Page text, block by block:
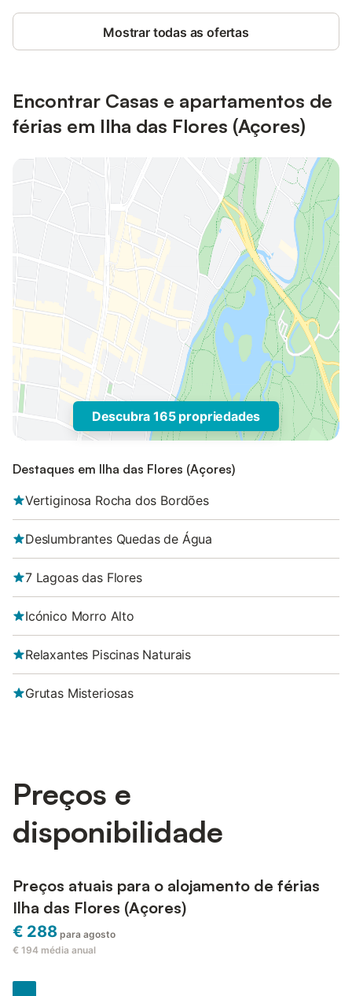
Mostrar todas as ofertas
Encontrar Casas e apartamentos de
férias em Ilha das Flores (Açores)
Descubra 165 propriedades
Destaques em Ilha das Flores (Açores)
Vertiginosa Rocha dos Bordões
Deslumbrantes Quedas de Água
7 Lagoas das Flores
Icónico Morro Alto
Relaxantes Piscinas Naturais
Grutas Misteriosas
Preços e
disponibilidade
Preços atuais para o alojamento de férias
Ilha das Flores (Açores)
€ 288 para agosto
€ 194 média anual